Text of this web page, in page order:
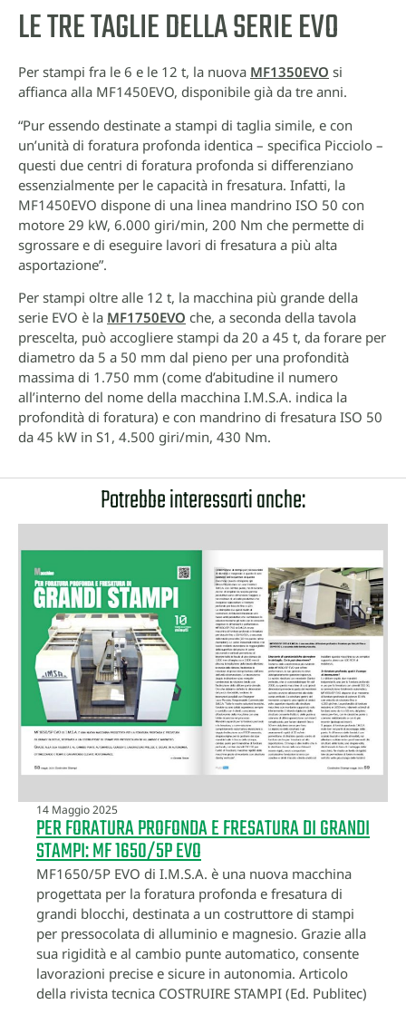
LE TRE TAGLIE DELLA SERIE EVO
Per stampi fra le 6 e le 12 t, la nuova MF1350EVO si
affianca alla MF1450EVO, disponibile già da tre anni.
“Pur essendo destinate a stampi di taglia simile, e con
un’unità di foratura profonda identica – specifica Picciolo –
questi due centri di foratura profonda si differenziano
essenzialmente per le capacità in fresatura. Infatti, la
MF1450EVO dispone di una linea mandrino ISO 50 con
motore 29 kW, 6.000 giri/min, 200 Nm che permette di
sgrossare e di eseguire lavori di fresatura a più alta
asportazione”.
Per stampi oltre alle 12 t, la macchina più grande della
serie EVO è la MF1750EVO che, a seconda della tavola
prescelta, può accogliere stampi da 20 a 45 t, da forare per
diametro da 5 a 50 mm dal pieno per una profondità
massima di 1.750 mm (come d’abitudine il numero
all’interno del nome della macchina I.M.S.A. indica la
profondità di foratura) e con mandrino di fresatura ISO 50
da 45 kW in S1, 4.500 giri/min, 430 Nm.
Potrebbe interessarti anche:
14 Maggio 2025
PER FORATURA PROFONDA E FRESATURA DI GRANDI
STAMPI: MF 1650/5P EVO
MF1650/5P EVO di I.M.S.A. è una nuova macchina
progettata per la foratura profonda e fresatura di
grandi blocchi, destinata a un costruttore di stampi
per pressocolata di alluminio e magnesio. Grazie alla
sua rigidità e al cambio punte automatico, consente
lavorazioni precise e sicure in autonomia. Articolo
della rivista tecnica COSTRUIRE STAMPI (Ed. Publitec)